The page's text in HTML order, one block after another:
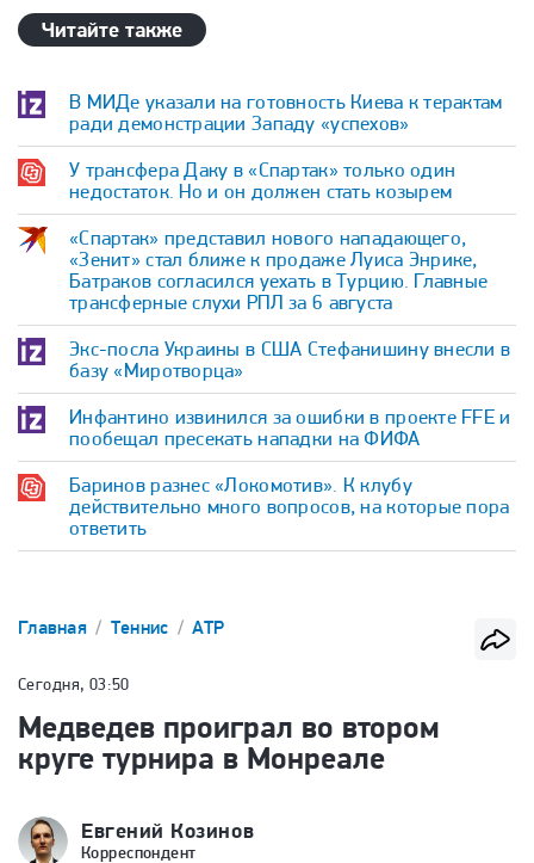
Читайте также
В МИДе указали на готовность Киева к терактам
ради демонстрации Западу «успехов»
У трансфера Даку в «Спартак» только один
недостаток. Но и он должен стать козырем
«Спартак» представил нового нападающего,
«Зенит» стал ближе к продаже Луиса Энрике,
Батраков согласился уехать в Турцию. Главные
трансферные слухи РПЛ за 6 августа
Экс-посла Украины в США Стефанишину внесли в
базу «Миротворца»
Инфантино извинился за ошибки в проекте FFE и
пообещал пресекать нападки на ФИФА
Баринов разнес «Локомотив». К клубу
действительно много вопросов, на которые пора
ответить
Главная Теннис ATP
Сегодня, 03:50
Медведев проиграл во втором
круге турнира в Монреале
Евгений Козинов
Корреспондент